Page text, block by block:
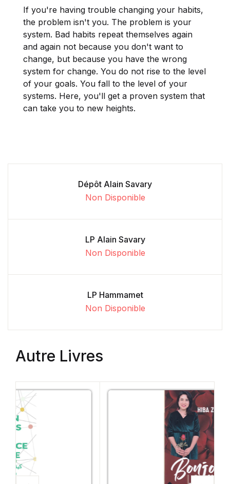
If you're having trouble changing your habits,
the problem isn't you. The problem is your
system. Bad habits repeat themselves again
and again not because you don't want to
change, but because you have the wrong
system for change. You do not rise to the level
of your goals. You fall to the level of your
systems. Here, you'll get a proven system that
can take you to new heights.
Dépôt Alain Savary
Non Disponible
LP Alain Savary
Non Disponible
LP Hammamet
Non Disponible
Autre Livres